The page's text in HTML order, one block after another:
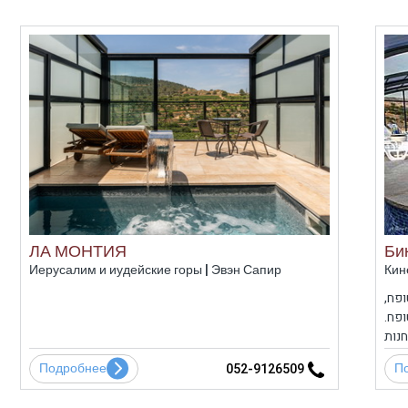
ЛА МОНТИЯ
Иерусалим и иудейские горы | Эвэн Сапир
052-9126509
Подробнее